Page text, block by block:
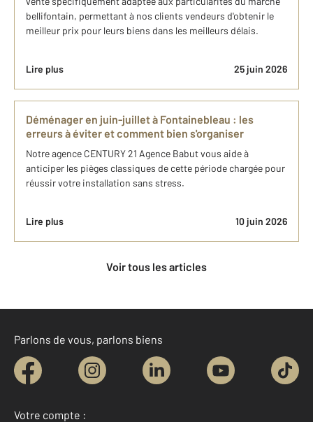
bellifontain, permettant à nos clients vendeurs d'obtenir le
meilleur prix pour leurs biens dans les meilleurs délais.
Lire plus 25 juin 2026
Déménager en juin-juillet à Fontainebleau : les
erreurs à éviter et comment bien s'organiser
Notre agence CENTURY 21 Agence Babut vous aide à
anticiper les pièges classiques de cette période chargée pour
réussir votre installation sans stress.
Lire plus 10 juin 2026
Voir tous les articles
Parlons de vous, parlons biens
Votre compte :